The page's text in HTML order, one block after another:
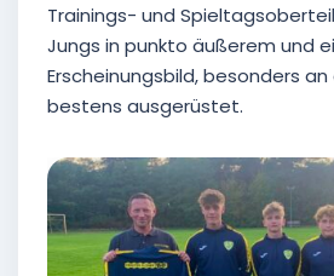
Trainings- und
Jungs in punkto äußerem und
Erscheinungsbild, besonders
bestens ausgerüstet.